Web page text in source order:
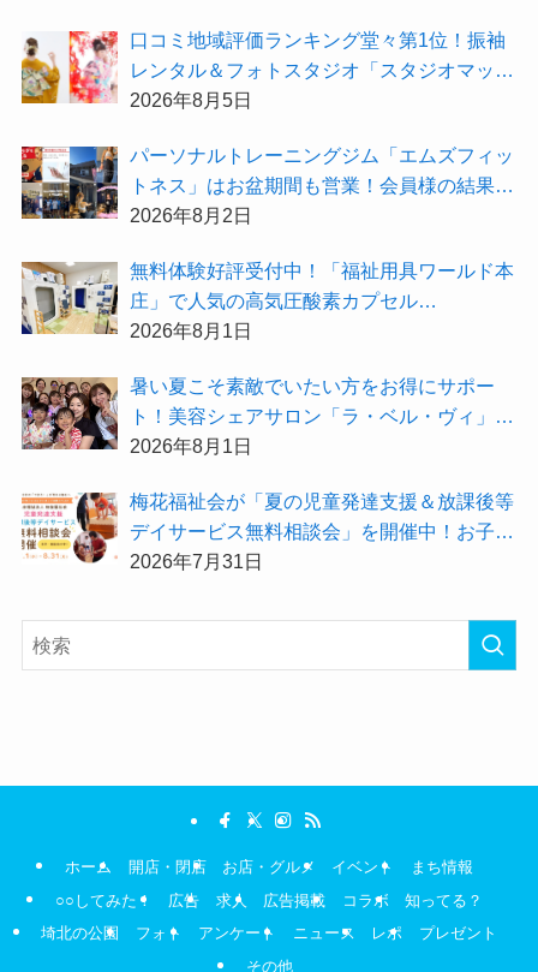
⼝コミ地域評価ランキング堂々第1位！振袖
レンタル＆フォトスタジオ「スタジオマック
ス」がお得な『2026年8月限定キャンペー
2026年8月5日
パーソナルトレーニングジム「エムズフィッ
トネス」はお盆期間も営業！会員様の結果を
大公開★
2026年8月2日
無料体験好評受付中！「福祉用具ワールド本
庄」で人気の高気圧酸素カプセル
「O2BOX（30分500円）」で夏バテ撃退★
2026年8月1日
暑い夏こそ素敵でいたい方をお得にサポー
ト！美容シェアサロン「ラ・ベル・ヴィ」か
ら2026年8月のお得情報が届きました！
2026年8月1日
梅花福祉会が「夏の児童発達支援＆放課後等
デイサービス無料相談会」を開催中！お子さ
まの「できた！」を増やす夏にしてみません
2026年7月31日
ホーム 開店・閉店 お店・グルメ イベント
まち情報
○○してみた！
広告 求人 広告掲載 コラボ
知ってる？
埼北の公園
フォト アンケート ニュース レポ
プレゼント
その他